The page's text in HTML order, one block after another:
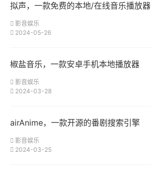
拟声，一款免费的本地/在线音乐播放器
影音娱乐
2024-05-26
椒盐音乐，一款安卓手机本地播放器
影音娱乐
2024-03-28
airAnime，一款开源的番剧搜索引擎
影音娱乐
2024-03-25